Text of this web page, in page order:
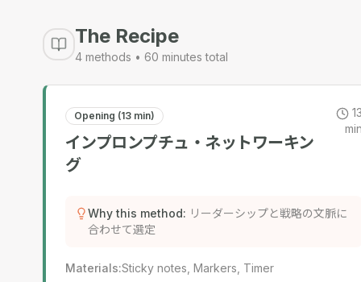
The Recipe
4methods • 60 minutes total
Opening (13 min)
インプロンプチュ・ネットワーキン
グ
Why this method: リーダーシップと戦略の文脈に
合わせて選定
Materials:Sticky notes, Markers, Timer